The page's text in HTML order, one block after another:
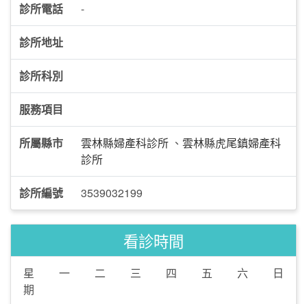
診所電話 -
診所地址
診所科別
服務項目
所屬縣市 雲林縣婦產科診所 、 雲林縣虎尾鎮婦產科
診所
診所編號 3539032199
看診時間
星
期
一 二 三 四 五 六 日